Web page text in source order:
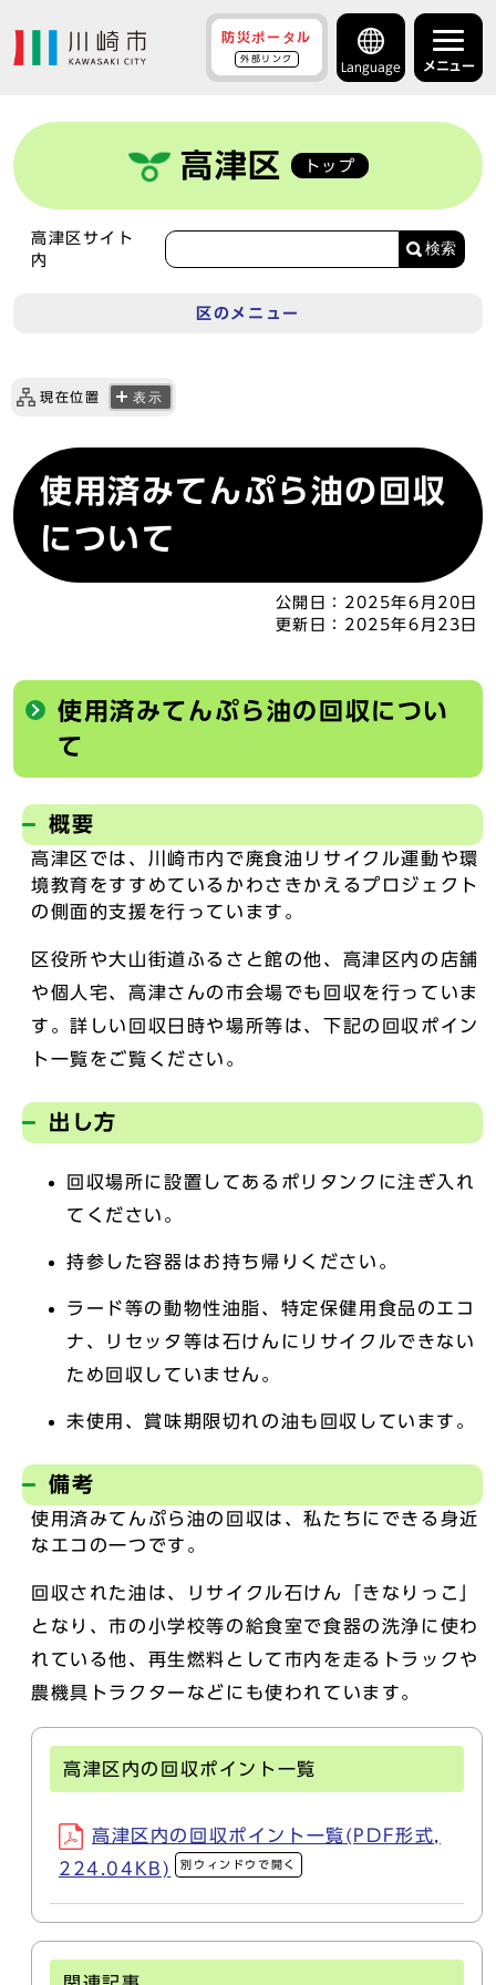
防災ポータル
外部リンク
Language メニュー
高津区 トップ
高津区サイト
内
検索
区のメニュー
現在位置 表示
使用済みてんぷら油の回収
について
公開日： 2025年6月20日
更新日： 2025年6月23日
使用済みてんぷら油の回収につい
て
概要
高津区では、川崎市内で廃食油リサイクル運動や環
境教育をすすめているかわさきかえるプロジェクト
の側面的支援を行っています。
区役所や大山街道ふるさと館の他、高津区内の店舗
や個人宅、高津さんの市会場でも回収を行っていま
す。詳しい回収日時や場所等は、下記の回収ポイン
ト一覧をご覧ください。
出し方
回収場所に設置してあるポリタンクに注ぎ入れ
てください。
持参した容器はお持ち帰りください。
ラード等の動物性油脂、特定保健用食品のエコ
ナ、リセッタ等は石けんにリサイクルできない
ため回収していません。
未使用、賞味期限切れの油も回収しています。
備考
使用済みてんぷら油の回収は、私たちにできる身近
なエコの一つです。
回収された油は、リサイクル石けん「きなりっこ」
となり、市の小学校等の給食室で食器の洗浄に使わ
れている他、再生燃料として市内を走るトラックや
農機具トラクターなどにも使われています。
高津区内の回収ポイント一覧
高津区内の回収ポイント一覧(PDF形式,
224.04KB)
別ウィンドウで開く